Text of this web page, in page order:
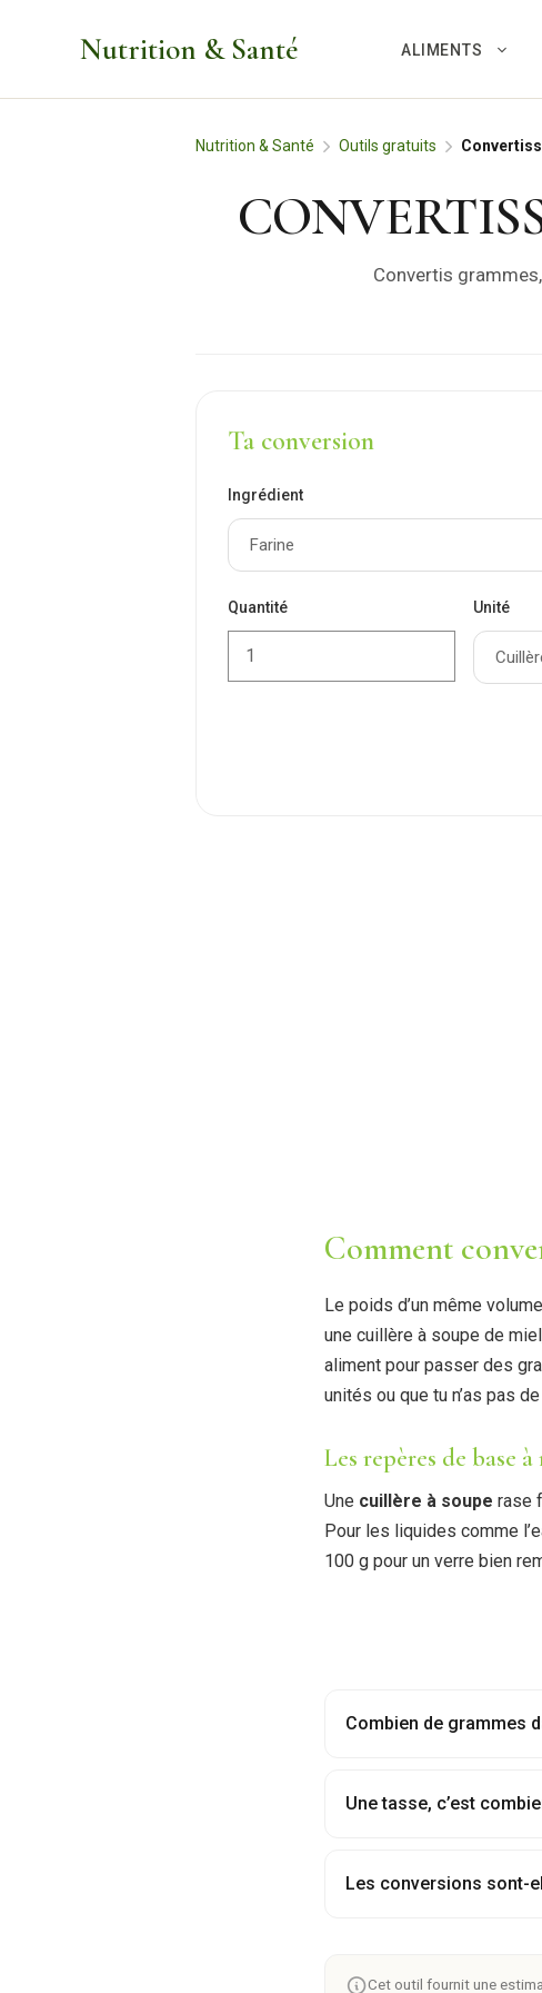
Nutrition & Santé ALIMENTS
Nutrition & Santé Outils gratuits
Convertis
Ta conversion
Ingrédient
Quantité Unité
Comment
Le poids d’un même
une cuillère à soupe de
aliment pour passer des
unités ou que tu n’as pas
Les repères de base
Une cuillère à soupe rase
Pour les liquides comme
100 g pour un verre bien
Combien de grammes
Une tasse, c’est
Les conversions sont-
Cet outil fournit une